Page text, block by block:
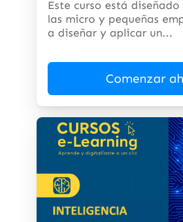
Este curso está
las micro y pequeñas
a diseñar y aplicar un...
Comenzar